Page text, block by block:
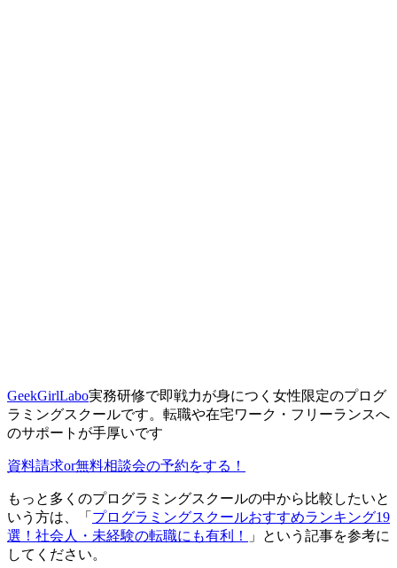
GeekGirlLabo実務研修で即戦力が身につく女性限定のプログ
ラミングスクールです。転職や在宅ワーク・フリーランスへ
のサポートが手厚いです
資料請求or無料相談会の予約をする！
もっと多くのプログラミングスクールの中から比較したいと
いう方は、「 プログラミングスクールおすすめランキング19
選！社会人・未経験の転職にも有利！
」という記事を参考に
してください。